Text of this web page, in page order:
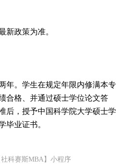
新政策为准。
年。学生在规定年限内修满本专
合格、并通过硕士学位论文答
后，授予中国科学院大学硕士学
毕业证书。
社科赛斯MBA】小程序